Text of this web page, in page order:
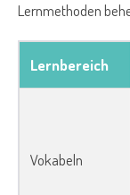
Lernmethoden
Lernbereich
Vokabeln